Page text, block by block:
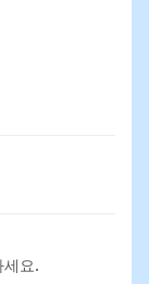
세요.